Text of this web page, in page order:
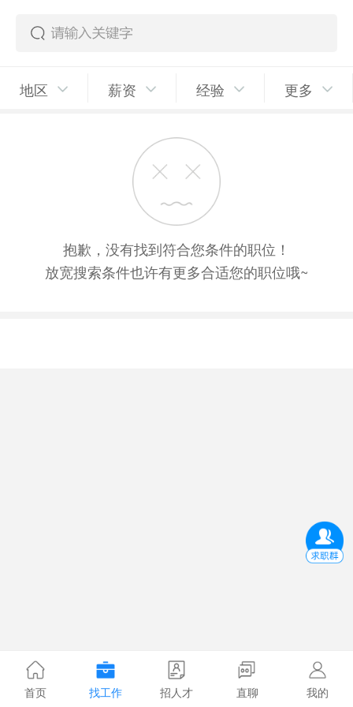
地区 薪资 经验 更多
抱歉，没有找到符合您条件的职位！
放宽搜索条件也许有更多合适您的职位哦~
首页 找工作 招人才 直聊 我的